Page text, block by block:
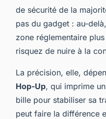
de sécurité de la
pas du gadget : au-
zone réglementaire
risquez de nuire à la
La précision, elle,
Hop-Up, qui imprime
bille pour stabiliser sa
peut faire la différence